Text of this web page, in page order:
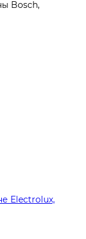
Bosch,
Electrolux,